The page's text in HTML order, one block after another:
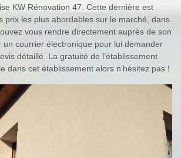
KW Rénovation 47. Cette dernière est
prix les plus abordables sur le marché, dans
vous rendre directement auprès de son
un courrier électronique pour lui demander
détaillé. La gratuité de l’établissement
dans cet établissement alors n’hésitez pas !